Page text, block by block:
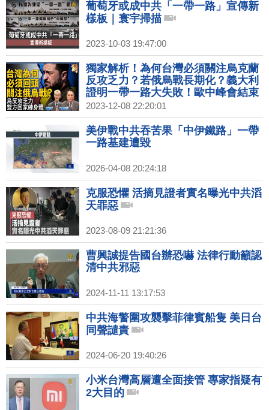
葡萄牙或成中共「一帶一路」宣傳新
樣板｜寰宇掃描
2023-10-03 19:47:00
獨家解析！為何台灣必須關注烏克蘭
反攻乏力？若俄烏戰長期化？義大利
證明一帶一路大失敗！歐中峰會結束
怎不見聯合聲明？日本作為印太戰略
教育班長！｜明居正｜宋國誠｜新聞
大破解 【2023年12月8日】
2023-12-08 22:20:01
美伊戰中共吞苦果「中伊鐵路」一帶
一路基建遭毀
2026-04-08 20:24:18
克服恐懼 活摘見證者實名曝光中共滔
天罪惡
2023-08-09 21:21:36
曹興誠提告國台辦恐嚇 法律行動籲認
清中共邪惡
2024-11-11 13:17:53
中共海警圍攻襲擊菲律賓船隻 美日台
同聲譴責
2024-06-20 19:40:26
小米台灣高層遭全面接管 專家指疑有
2大目的